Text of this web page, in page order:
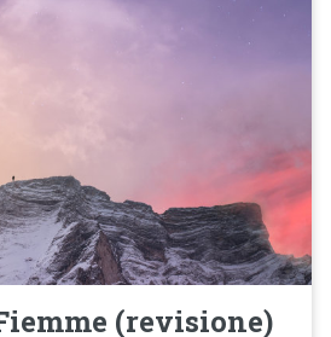
(revisione)